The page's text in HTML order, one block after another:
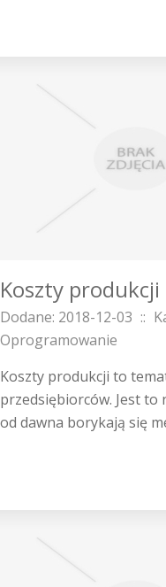
Koszty produkcji
Dodane: 2018-12-03 ::
Oprogramowanie
Koszty produkcji to
przedsiębiorców. Jest
od dawna borykają się